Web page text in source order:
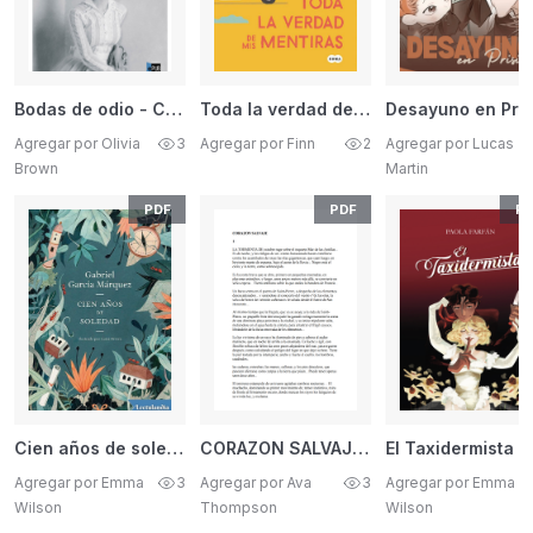
Bodas de odio - Capítulo 1 - ¡Amor!
Agregar por Olivia
Brown
3
PDF
Cien años de soledad - Novela conmemorativa
Agregar por Emma
Wilson
3
Toda la verdad de mis mentiras - Elísabet Benavent
Agregar por Finn 2
PDF
CORAZON SALVAJE - La tormenta de octubre
Agregar por Ava
Thompson
3
Agregar por Lucas
Martin
Agregar por Emma
Wilson